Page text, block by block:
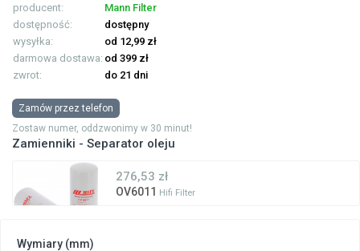
producent:
Mann Filter
dostępność:
dostępny
wysyłka:
od 12,99 zł
darmowa dostawa: od 399 zł
zwrot:
do 21 dni
Zamów przez telefon
Zostaw numer, oddzwonimy w 30 minut!
Zamienniki - Separator oleju
276,53 zł
OV6011 Hifi Filter
Wymiary (mm)